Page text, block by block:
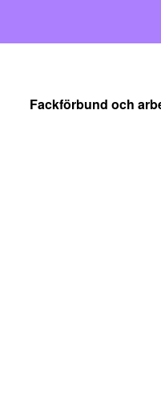
Fackförbund och